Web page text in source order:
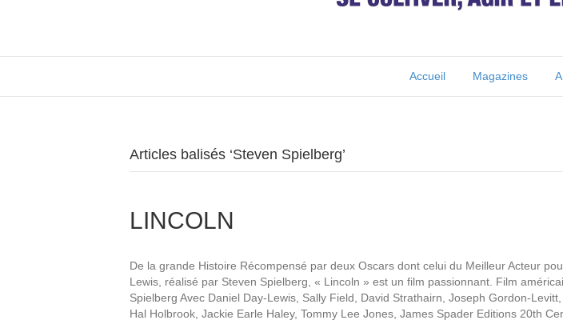
Accueil Magazines
Articles balisés ‘Steven Spielberg’
LINCOLN
De la grande Histoire Récompensé par deux Oscars dont celui du Meilleur Acteur
Lewis, réalisé par Steven Spielberg, « Lincoln » est un film passionnant. Film
Spielberg Avec Daniel Day-Lewis, Sally Field, David Strathairn, Joseph Gordon-Levitt,
Hal Holbrook, Jackie Earle Haley, Tommy Lee Jones, James Spader Editions 20th